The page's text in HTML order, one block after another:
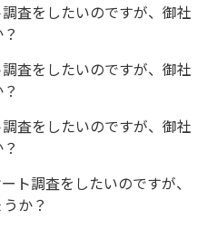
査をしたいのですが、御社
査をしたいのですが、御社
査をしたいのですが、御社
ト調査をしたいのですが、
か？